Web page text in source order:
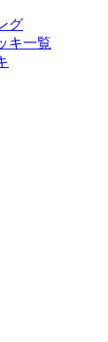
グ
キ一覧